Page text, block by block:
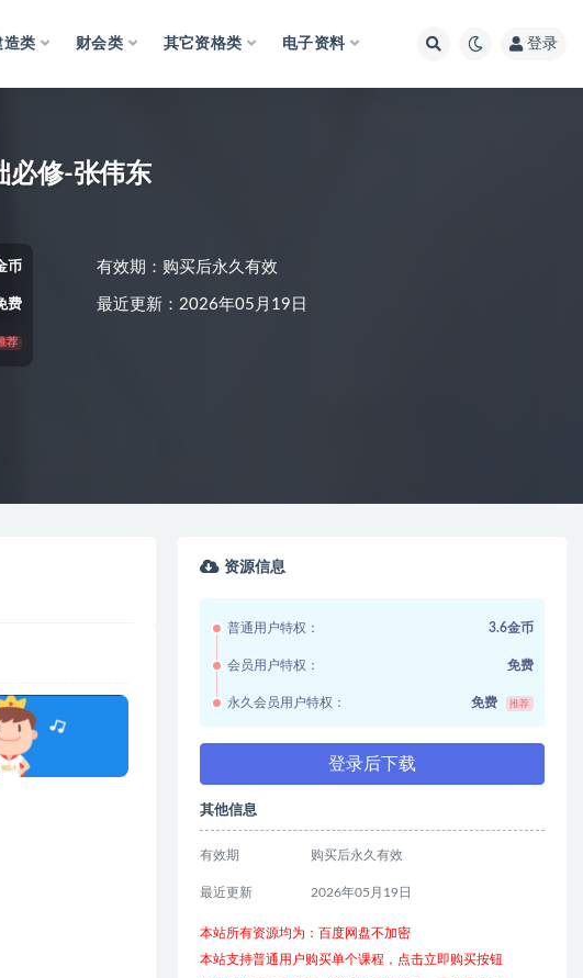
造类 财会类 其它资格类 电子资料 登录
必修-张伟东
币
费
荐
有效期：购买后永久有效
最近更新：2026年05月19日
资源信息
普通用户特权： 3.6金币
会员用户特权： 免费
永久会员用户特权： 免费 推荐
登录后下载
其他信息
有效期 购买后永久有效
最近更新 2026年05月19日
本站所有资源均为：百度网盘不加密
本站支持普通用户购买单个课程，点击立即购买按钮